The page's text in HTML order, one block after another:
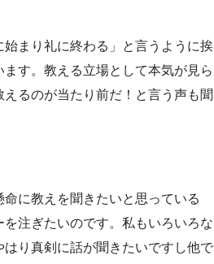
始まり礼に終わる」
と言うように挨
す。 教える立場として本気が見ら
るのが当たり前だ！ と言う声も聞
命に教えを聞きたいと思っている
注ぎたいのです。 私もいろいろな
はり真剣に話が聞きたいですし他で